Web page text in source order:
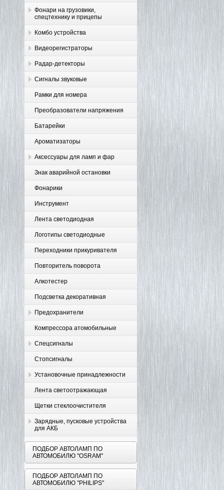
Фонари на грузовики,
спецтехнику и прицепы
Комбо устройства
Видеорегистраторы
Радар-детекторы
Сигналы звуковые
Рамки для номера
Преобразователи напряжения
Батарейки
Ароматизаторы
Аксессуары для ламп и фар
Знак аварийной остановки
Фонарики
Инструмент
Лента светодиодная
Логотипы светодиодные
Переходники прикуривателя
Повторитель поворота
Алкотестер
Подсветка декоративная
Предохранители
Компрессора атомобильные
Спецсигналы
Стопсигналы
Установочные принадлежности
Лента светоотражающая
Щетки стеклоочистителя
Зарядные, пусковые устройства
для АКБ
ПОДБОР АВТОЛАМП ПО
АВТОМОБИЛЮ "OSRAM"
ПОДБОР АВТОЛАМП ПО
АВТОМОБИЛЮ "PHILIPS"